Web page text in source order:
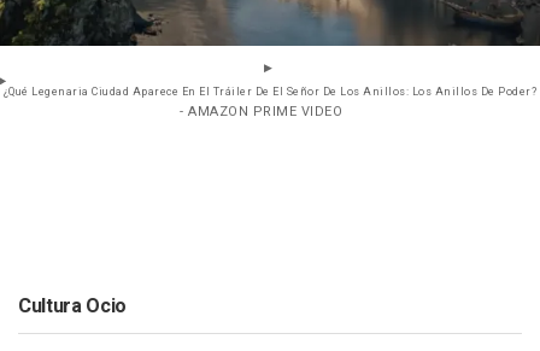
¿Qué Legenaria Ciudad Aparece En El Tráiler De El Señor De Los Anillos: Los Anillos De Poder?
- AMAZON PRIME VIDEO
Cultura Ocio